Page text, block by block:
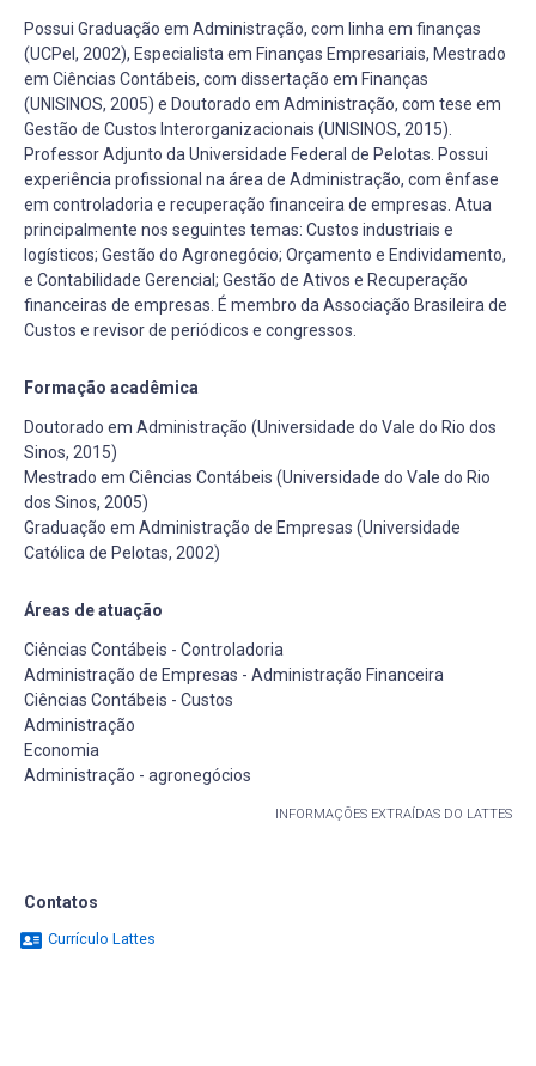
Possui Graduação em Administração, com linha em finanças
(UCPel, 2002), Especialista em Finanças Empresariais, Mestrado
em Ciências Contábeis, com dissertação em Finanças
(UNISINOS, 2005) e Doutorado em Administração, com tese em
Gestão de Custos Interorganizacionais (UNISINOS, 2015).
Professor Adjunto da Universidade Federal de Pelotas. Possui
experiência profissional na área de Administração, com ênfase
em controladoria e recuperação financeira de empresas. Atua
principalmente nos seguintes temas: Custos industriais e
logísticos; Gestão do Agronegócio; Orçamento e Endividamento,
e Contabilidade Gerencial; Gestão de Ativos e Recuperação
financeiras de empresas. É membro da Associação Brasileira de
Custos e revisor de periódicos e congressos.
Formação acadêmica
Doutorado em Administração (Universidade do Vale do Rio dos
Sinos, 2015)
Mestrado em Ciências Contábeis (Universidade do Vale do Rio
dos Sinos, 2005)
Graduação em Administração de Empresas (Universidade
Católica de Pelotas, 2002)
Áreas de atuação
Ciências Contábeis - Controladoria
Administração de Empresas - Administração Financeira
Ciências Contábeis - Custos
Administração
Economia
Administração - agronegócios
INFORMAÇÕES EXTRAÍDAS DO LATTES
Contatos
Currículo Lattes